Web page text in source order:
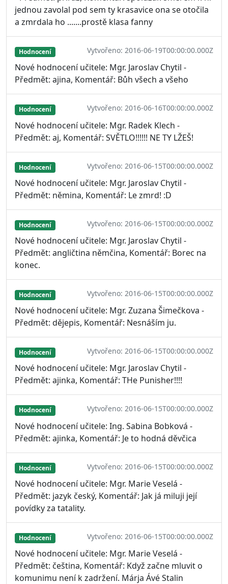
jednou zavolal pod sem ty krasavice ona se otočila
a zmrdala ho .......prostě klasa fanny
Hodnocení Vytvořeno: 2016-06-19T00:00:00.000Z
Nové hodnocení učitele: Mgr. Jaroslav Chytil -
Předmět: ajina, Komentář: Bůh všech a všeho
Hodnocení Vytvořeno: 2016-06-16T00:00:00.000Z
Nové hodnocení učitele: Mgr. Radek Klech -
Předmět: aj, Komentář: SVĚTLO!!!!!! NE TY LŽEŠ!
Hodnocení Vytvořeno: 2016-06-15T00:00:00.000Z
Nové hodnocení učitele: Mgr. Jaroslav Chytil -
Předmět: němina, Komentář: Le zmrd! :D
Hodnocení Vytvořeno: 2016-06-15T00:00:00.000Z
Nové hodnocení učitele: Mgr. Jaroslav Chytil -
Předmět: angličtina němčina, Komentář: Borec na
konec.
Hodnocení Vytvořeno: 2016-06-15T00:00:00.000Z
Nové hodnocení učitele: Mgr. Zuzana Šimečkova -
Předmět: dějepis, Komentář: Nesnáším ju.
Hodnocení Vytvořeno: 2016-06-15T00:00:00.000Z
Nové hodnocení učitele: Mgr. Jaroslav Chytil -
Předmět: ajinka, Komentář: THe Punisher!!!!
Hodnocení Vytvořeno: 2016-06-15T00:00:00.000Z
Nové hodnocení učitele: Ing. Sabina Bobková -
Předmět: ajinka, Komentář: Je to hodná děvčica
Hodnocení Vytvořeno: 2016-06-15T00:00:00.000Z
Nové hodnocení učitele: Mgr. Marie Veselá -
Předmět: jazyk český, Komentář: Jak já miluji její
povídky za tatality.
Hodnocení Vytvořeno: 2016-06-15T00:00:00.000Z
Nové hodnocení učitele: Mgr. Marie Veselá -
Předmět: čeština, Komentář: Když začne mluvit o
komunimu není k zadržení. Márja Ávé Stalin